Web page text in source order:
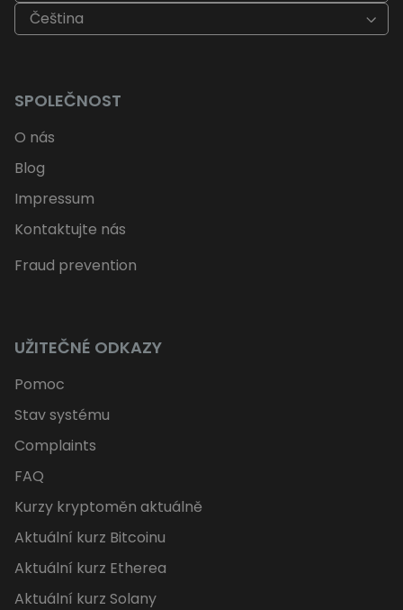
Čeština
SPOLEČNOST
O nás
Blog
Impressum
Kontaktujte nás
Fraud prevention
UŽITEČNÉ ODKAZY
Pomoc
Stav systému
Complaints
FAQ
Kurzy kryptoměn aktuálně
Aktuální kurz Bitcoinu
Aktuální kurz Etherea
Aktuální kurz Solany